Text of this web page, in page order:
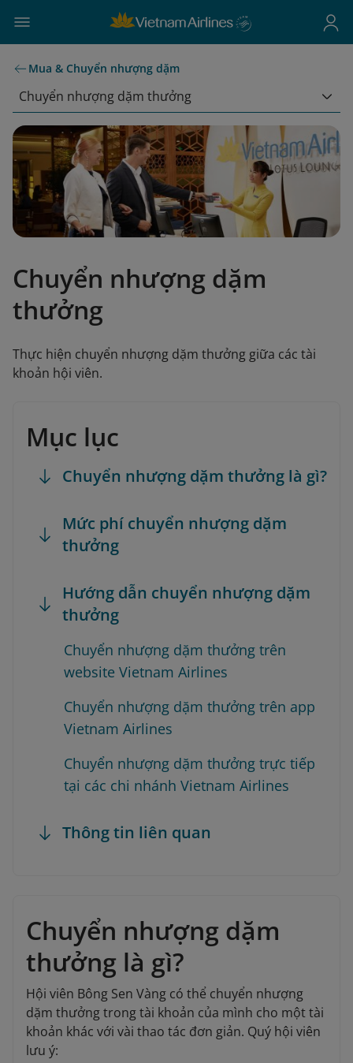
Mua & Chuyển nhượng dặm
Chuyển nhượng dặm thưởng
Chuyển nhượng dặm
thưởng
Thực hiện chuyển nhượng dặm thưởng giữa các tài
khoản hội viên.
Mục lục
Chuyển nhượng dặm thưởng là gì?
Mức phí chuyển nhượng dặm
thưởng
Hướng dẫn chuyển nhượng dặm
thưởng
Chuyển nhượng dặm thưởng trên
website Vietnam Airlines
Chuyển nhượng dặm thưởng trên app
Vietnam Airlines
Chuyển nhượng dặm thưởng trực tiếp
tại các chi nhánh Vietnam Airlines
Thông tin liên quan
Chuyển nhượng dặm
thưởng là gì?
Hội viên Bông Sen Vàng có thể chuyển nhượng
dặm thưởng trong tài khoản của mình cho một tài
khoản khác với vài thao tác đơn giản. Quý hội viên
lưu ý: